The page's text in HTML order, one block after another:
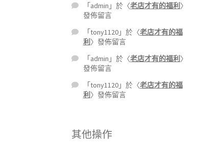
「admin 」於〈老店才有的福利 〉
發佈留言
「tony1120」於〈老店才有的福
利 〉發佈留言
「admin 」於〈老店才有的福利 〉
發佈留言
「tony1120」於〈老店才有的福
利 〉發佈留言
其他操作